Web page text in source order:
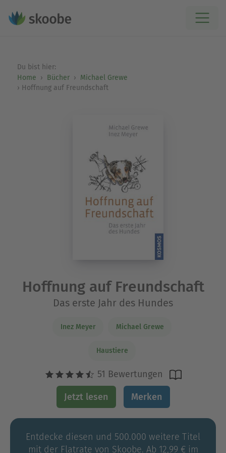
Du bist hier:
Home
Bücher
Michael Grewe
Hoffnung auf Freundschaft
Hoffnung auf Freundschaft
Das erste Jahr des Hundes
Inez Meyer Michael Grewe
Haustiere
51 Bewertungen
Jetzt lesen Merken
Entdecke diesen und 500.000 weitere Titel
mit der Flatrate von Skoobe. Ab 12,99 € im